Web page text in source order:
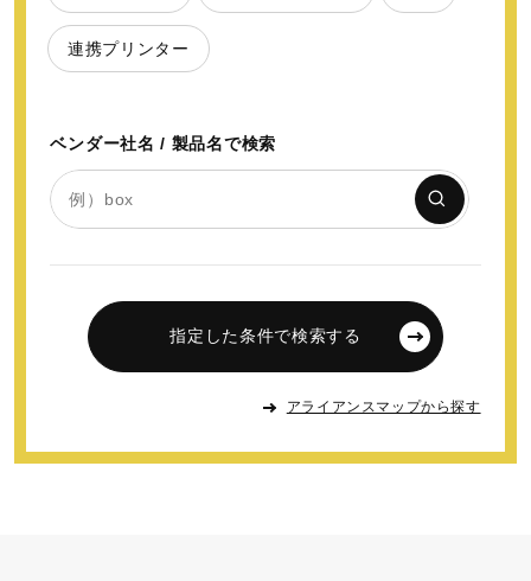
連携プリンター
ベンダー社名 / 製品名で検索
指定した条件で検索する
アライアンスマップから探す